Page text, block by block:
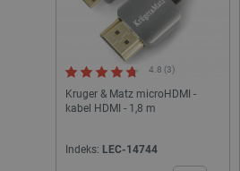
4.8 (3)
Kruger & Matz microHDMI -
kabel HDMI - 1,8 m
Indeks: LEC-14744